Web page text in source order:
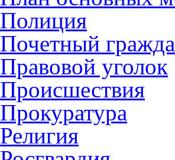
Полиция
Почетный
Правовой уголок
Происшествия
Прокуратура
Религия